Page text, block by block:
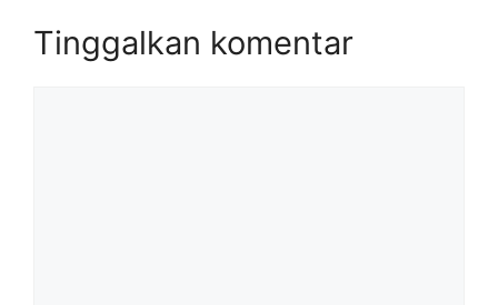
Tinggalkan komentar